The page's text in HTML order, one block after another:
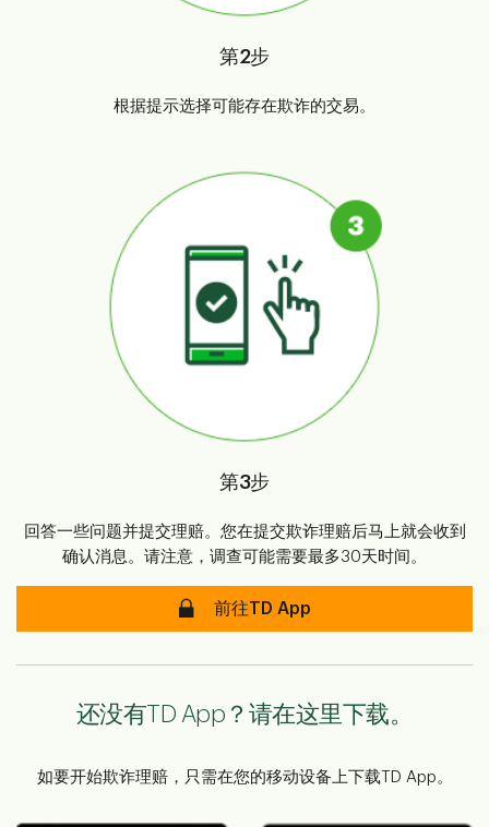
第2步
根据提示选择可能存在欺诈的交易。
第3步
回答一些问题并提交理赔。您在提交欺诈理赔后马上就会收到
确认消息。请注意，调查可能需要最多30天时间。
前往TD App
还没有TD App？请在这里下载。
如要开始欺诈理赔，只需在您的移动设备上下载TD App。